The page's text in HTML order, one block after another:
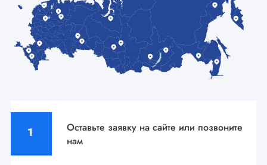
Оставьте заявку на сайте или позвоните
нам